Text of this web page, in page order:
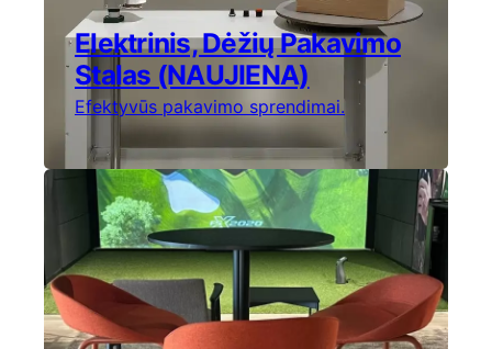
Elektrinis, Dėžių Pakavimo
Stalas (NAUJIENA)
Efektyvūs pakavimo sprendimai.